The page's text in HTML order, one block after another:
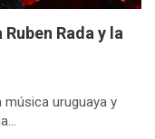
Rada y la
música uruguaya y